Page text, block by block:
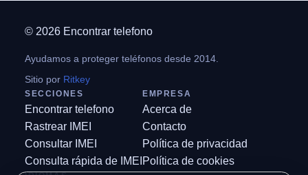
© 2026 Encontrar telefono
Ayudamos a proteger teléfonos desde 2014.
Sitio por Ritkey
SECCIONES
Encontrar telefono
Rastrear IMEI
Consultar IMEI
Consulta rápida de IMEI
EMPRESA
Acerca de
Contacto
Política de privacidad
Política de cookies